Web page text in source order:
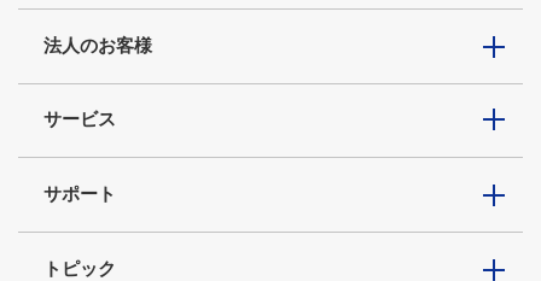
法人のお客様
サービス
サポート
トピック